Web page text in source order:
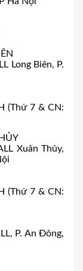
Long Biên, P.
(Thứ 7 & CN:
Xuân Thủy,
(Thứ 7 & CN:
P. An Đông,